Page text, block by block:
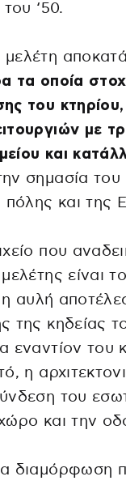
του ‘50.
τα οποία
του
με
και
σημασία
πόλης και της
που
είναι
η αυλή
της κηδείας
εναντίον του
η
του
και την
διαμόρφωση